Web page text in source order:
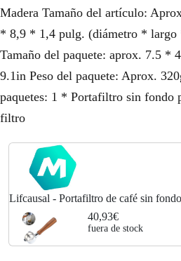
Madera Tamaño del artículo:
* 8,9 * 1,4 pulg. (diámetro * largo
Tamaño del paquete: aprox. 7.5
9.1in Peso del paquete: Aprox.
paquetes: 1 * Portafiltro sin fondo
filtro
Lifcausal - Portafiltro de café sin
filtro y mango de madera de repuesto
Breville 880/870/850,
40,93€
fuera de stock